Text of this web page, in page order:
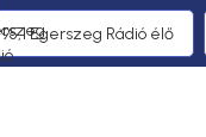
95,1 Egerszeg Rádió élő